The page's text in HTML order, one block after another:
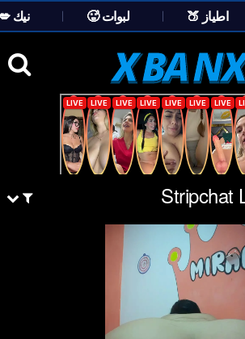
🍑 اطياز 🥵 لبوات
💋 نيك
Stripchat